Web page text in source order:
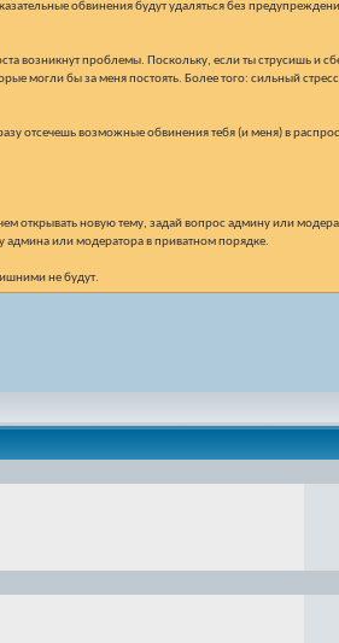
обвинения будут удаляться без
возникнут проблемы. Поскольку, если ты струсишь и
бы за меня постоять. Более того: сильный
отсечешь возможные обвинения тебя (и меня) в
новую тему, задай вопрос админу или
админа или модератора в приватном порядке.
не будут.